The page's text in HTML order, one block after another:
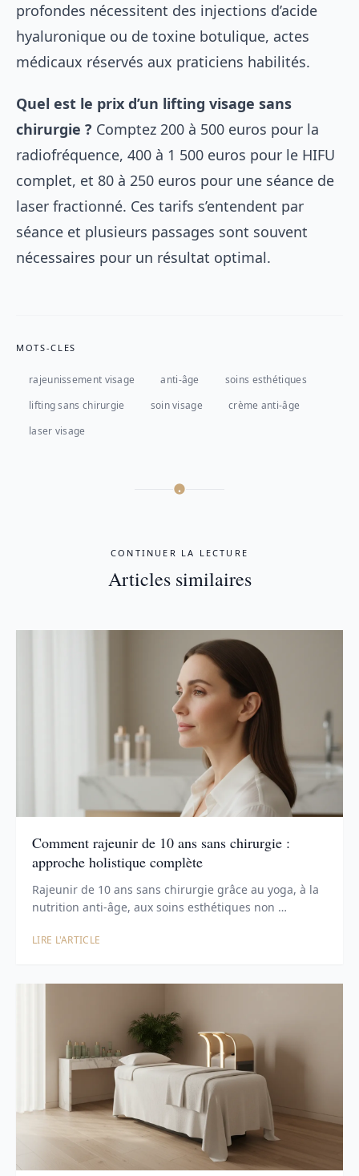
profondes nécessitent des injections d’acide
hyaluronique ou de toxine botulique, actes
médicaux réservés aux praticiens habilités.
Quel est le prix d’un lifting visage sans
chirurgie ? Comptez 200 à 500 euros pour la
radiofréquence, 400 à 1 500 euros pour le HIFU
complet, et 80 à 250 euros pour une séance de
laser fractionné. Ces tarifs s’entendent par
séance et plusieurs passages sont souvent
nécessaires pour un résultat optimal.
MOTS-CLES
rajeunissement visage anti-âge
soins esthétiques
lifting sans chirurgie
soin visage
crème anti-âge
laser visage
CONTINUER LA LECTURE
Articles similaires
Comment rajeunir de 10 ans sans chirurgie :
approche holistique complète
Rajeunir de 10 ans sans chirurgie grâce au yoga, à la
nutrition anti-âge, aux soins esthétiques non …
LIRE L'ARTICLE